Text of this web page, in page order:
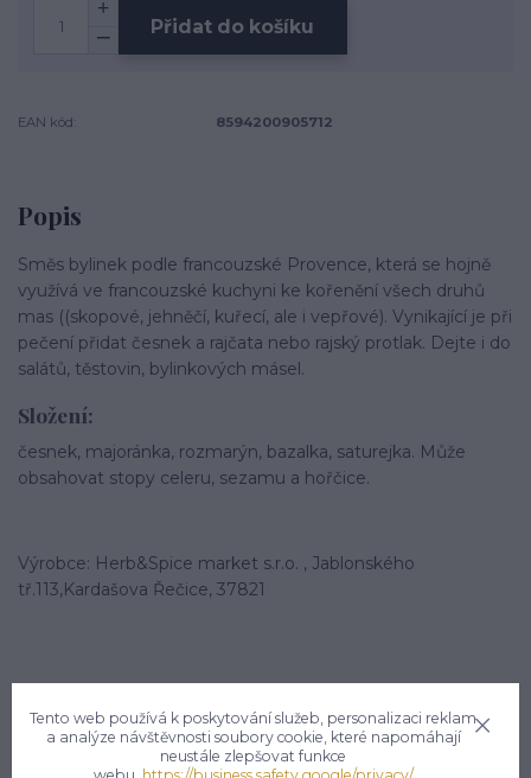
Přidat do košíku
EAN kód: 8594200905712
Popis
Směs bylinek podle francouzské Provence, která se hojně
využívá ve francouzské kuchyni ke kořenění všech druhů
mas ((skopové, jehněčí, kuřecí, ale i vepřové). Vynikající je při
pečení přidat česnek a rajčata nebo rajský protlak. Dejte i do
salátů, těstovin, bylinkových másel.
Složení:
česnek, majoránka, rozmarýn, bazalka, saturejka. Může
obsahovat stopy celeru, sezamu a hořčice.
Výrobce: Herb&Spice market s.r.o. , Jablonského
tř.113,Kardašova Řečice, 37821
Potřebujete poradit?
Tento web používá k poskytování služeb, personalizaci reklam
a analýze návštěvnosti soubory cookie, které napomáhají
neustále zlepšovat funkce